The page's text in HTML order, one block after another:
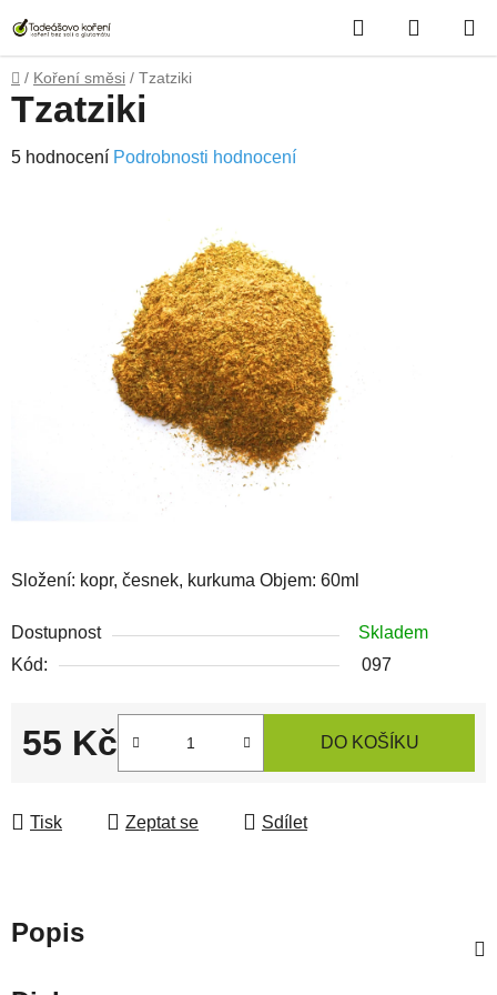
na
obsah
Hledat
KOŠÍK
Domů
/ Koření směsi / Tzatziki
Složení: kopr, česnek, kurkuma Objem: 60ml
Dostupnost
Skladem
Kód:
097
55 Kč
Měrná cena:
DO KOŠÍKU
Tisk Zeptat se Sdílet
Tzatziki
Průměrné
5 hodnocení Podrobnosti hodnocení
Popis